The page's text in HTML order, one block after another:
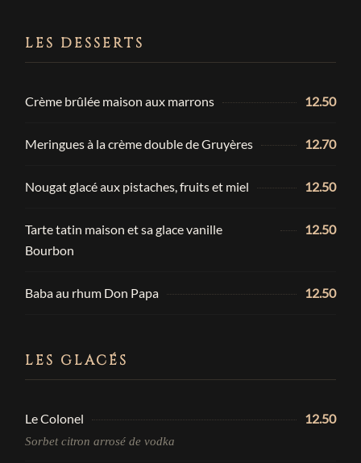
LES DESSERTS
Crème brûlée maison aux marrons 12.50
Meringues à la crème double de Gruyères 12.70
Nougat glacé aux pistaches, fruits et miel 12.50
Tarte tatin maison et sa glace vanille
Bourbon
12.50
Baba au rhum Don Papa 12.50
LES GLACÉS
Le Colonel 12.50
Sorbet citron arrosé de vodka